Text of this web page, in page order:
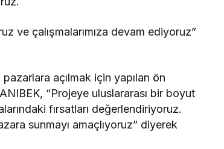
ve çalışmalarımıza devam ediyoruz”
açılmak için yapılan ön
“Projeye uluslararası bir boyut
fırsatları değerlendiriyoruz.
sunmayı amaçlıyoruz” diyerek